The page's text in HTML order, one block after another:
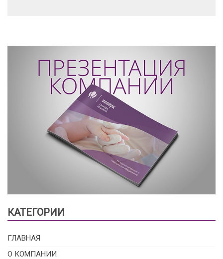
КАТЕГОРИИ
ГЛАВНАЯ
О КОМПАНИИ